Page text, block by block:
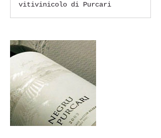
vitivinicolo di Purcari